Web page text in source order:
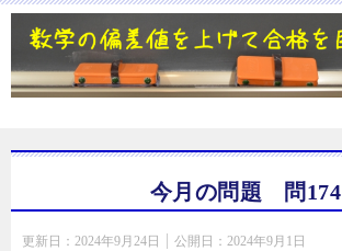
今月の問題 問174
更新日： 2024年9月24日 公開日： 2024年9月1日